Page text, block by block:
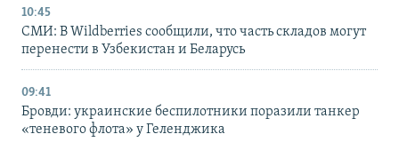
10:45
СМИ: В Wildberries сообщили, что часть складов могут
перенести в Узбекистан и Беларусь
09:41
Бровди: украинские беспилотники поразили танкер
«теневого флота» у Геленджика